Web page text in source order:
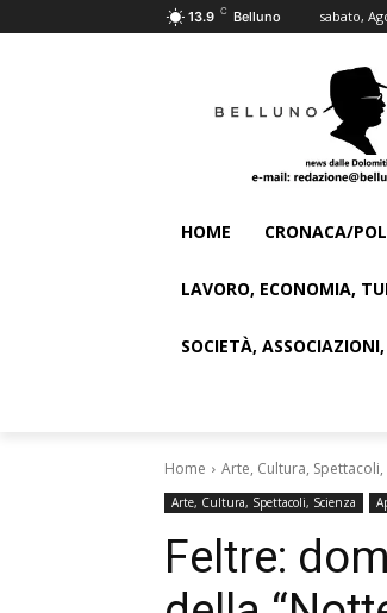
13.9 C Belluno sabato,
HOME CRONACA/
LAVORO, ECONOMIA,
SOCIETÀ,
Home Arte, Cultura, Spettacoli,
Arte, Cultura, Spettacoli, Scienza
Feltre: